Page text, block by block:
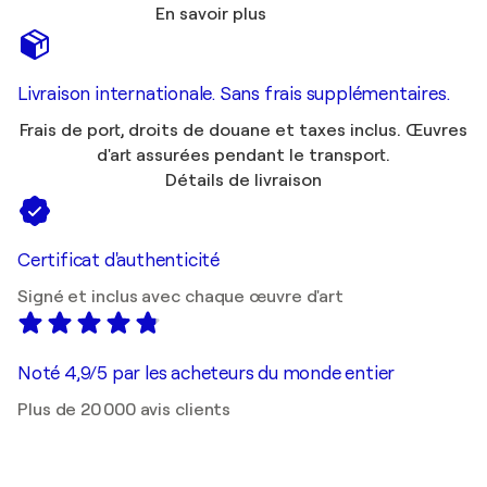
En savoir plus
Livraison internationale. Sans frais supplémentaires.
Frais de port, droits de douane et taxes inclus. Œuvres
d'art assurées pendant le transport.
Détails de livraison
Certificat d'authenticité
Signé et inclus avec chaque œuvre d'art
Noté 4,9/5 par les acheteurs du monde entier
Plus de 20 000 avis clients